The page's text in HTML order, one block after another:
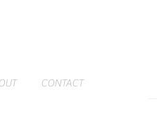
CONTACT